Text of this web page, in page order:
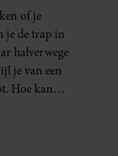
of je
je de trap in
halverwege
je van een
Hoe kan